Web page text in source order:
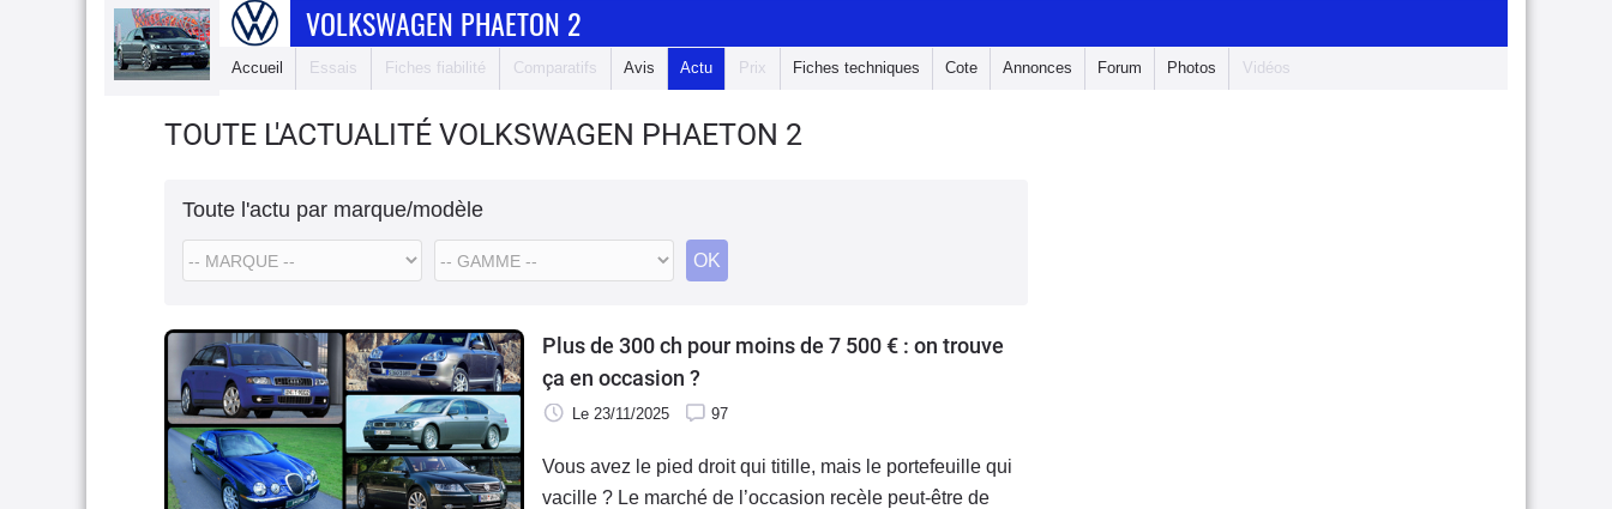
VOLKSWAGEN PHAETON 2
Accueil Essais Fiches fiabilité Comparatifs Avis Actu Prix Fiches techniques Cote Annonces Forum Photos Vidéos
TOUTE L'ACTUALITÉ VOLKSWAGEN PHAETON 2
Toute l'actu par marque/modèle
OK
Plus de 300 ch pour moins de 7 500 € : on trouve
ça en occasion ?
Le 23/11/2025 97
Vous avez le pied droit qui titille, mais le portefeuille qui
vacille ? Le marché de l’occasion recèle peut-être de